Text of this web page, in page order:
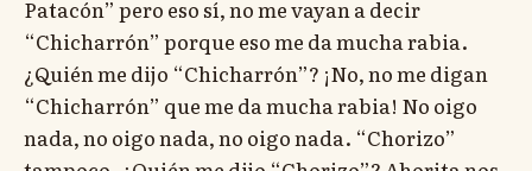
Patacón” pero eso sí, no me vayan a decir
“Chicharrón” porque eso me da mucha rabia.
¿Quién me dijo “Chicharrón”? ¡No, no me digan
“Chicharrón” que me da mucha rabia! No oigo
nada, no oigo nada, no oigo nada. “Chorizo”